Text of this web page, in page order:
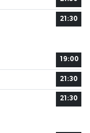
21:30
19:00
21:30
21:30